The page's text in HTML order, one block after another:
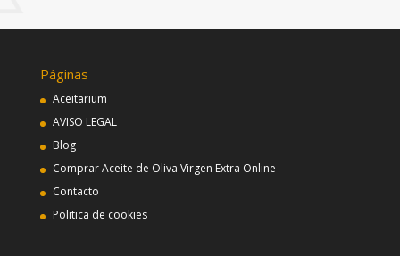
Páginas
Aceitarium
AVISO LEGAL
Blog
Comprar Aceite de Oliva Virgen Extra Online
Contacto
Politica de cookies